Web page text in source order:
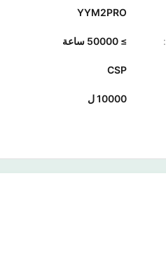
YYM2PRO
≥ 50000 ساعة
CSP
10000 ل